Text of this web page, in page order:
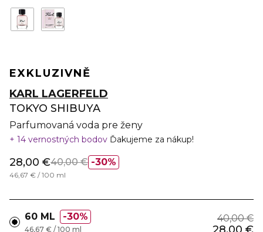
EXKLUZIVNĚ
KARL LAGERFELD
TOKYO SHIBUYA
Parfumovaná voda pre ženy
14 vernostných bodov Ďakujeme za nákup!
30%
28,00 €40,00 €
46,67 € / 100 ml
60 ML 30% 40,00 €
46,67 € / 100 ml